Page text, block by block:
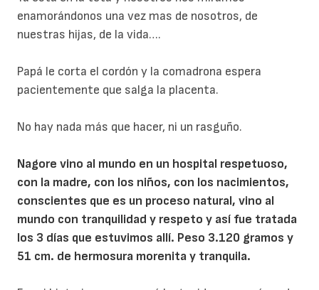
enamorándonos una vez mas de nosotros, de
nuestras hijas, de la vida….
Papá le corta el cordón y la comadrona espera
pacientemente que salga la placenta.
No hay nada más que hacer, ni un rasguño.
Nagore vino al mundo en un hospital respetuoso,
con la madre, con los niños, con los nacimientos,
conscientes que es un proceso natural, vino al
mundo con tranquilidad y respeto y así fue tratada
los 3 días que estuvimos allí. Peso 3.120 gramos y
51 cm. de hermosura morenita y tranquila.